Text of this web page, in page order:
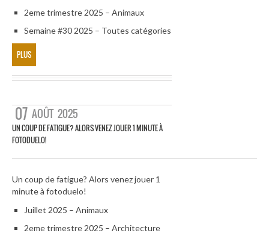
2eme trimestre 2025 – Animaux
Semaine #30 2025 – Toutes catégories
PLUS
07 AOÛT 2025
UN COUP DE FATIGUE? ALORS VENEZ JOUER 1 MINUTE À
FOTODUELO!
Un coup de fatigue? Alors venez jouer 1
minute à fotoduelo!
Juillet 2025 – Animaux
2eme trimestre 2025 – Architecture